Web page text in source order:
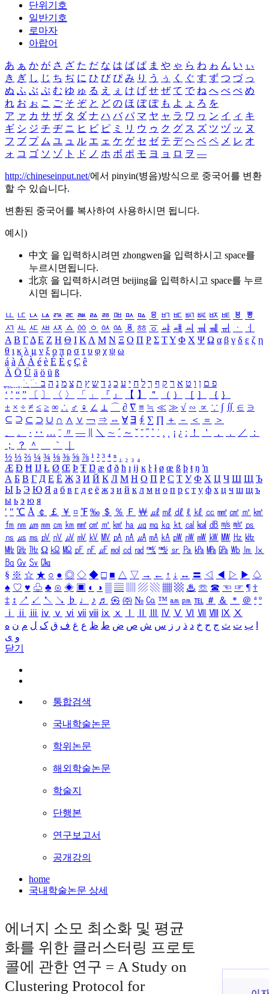
단위기호
일반기호
로마자
아랍어
あ ぁ か が さ ざ た だ な は ば ぱ ま や ゃ ら わ ゎ ん い ぃ
き ぎ し じ ち ぢ に ひ び ぴ み り う ぅ く ぐ す ず つ づ っ
ぬ ふ ぶ ぷ む ゆ ゅ る え ぇ け げ せ ぜ て で ね へ べ ぺ め
れ お ぉ こ ご そ ぞ と ど の ほ ぼ ぽ も よ ょ ろ を
ア ァ カ サ ザ タ ダ ナ ハ バ パ マ ヤ ャ ラ ワ ヮ ン イ ィ キ
ギ シ ジ チ ヂ ニ ヒ ビ ピ ミ リ ウ ゥ ク グ ス ズ ツ ヅ ッ ヌ
フ ブ プ ム ユ ュ ル エ ェ ケ ゲ セ ゼ テ デ ヘ ベ ペ メ レ オ
ォ コ ゴ ソ ゾ ト ド ノ ホ ボ ポ モ ヨ ョ ロ ヲ ―
http://chineseinput.net/에서 pinyin(병음)방식으로 중국어를 변환
할 수 있습니다.
변환된 중국어를 복사하여 사용하시면 됩니다.
예시)
中文 을 입력하시려면 zhongwen을 입력하시고 space를
누르시면됩니다.
北京 을 입력하시려면 beijing을 입력하시고 space를 누르
시면 됩니다.
ㅥ ㅦ ㅧ ㅨ ㅩ ㅪ ㅫ ㅬ ㅭ ㅮ ㅯ ㅰ ㅱ ㅲ ㅳ ㅴ ㅵ ㅶ ㅷ ㅸ
ㅹ
ㅺ ㅻ ㅼ ㅽ ㅾ ㅿ ㆀ ㆁ ㆂ ㆃ ㆄ ㆅ ㆆ ㆇ ㆈ ㆉ ㆊ ㆋ ㆌ ㆍ
ㆎ
Α Β ΓΔ Ε Ζ Η Θ Ι ΚΛ Μ Ν Ξ Ο Π Ρ Σ ΤΥ Φ Χ Ψ Ω α β γ δ ε ζ η
θ ι κ λ μ ν ξ ο π ρ σ τ υ φ χ ψ ω
á à Á À é è É È ç Ç ê
Ä Ö Ü ä ö ü ß
ִֶֹ ֻּ ׁׂ פ ם ן ו ט א ר ק ף ך ל ח י ע כ ג ד ש ץ ת צ מ נ ה ב
‘ ’ “ ” 〔 〕 〈 〉 「 」 『 』 【 】 ＂ （ ） ［ ］ ｛ ｝
± × ÷ ≠ ≤ ≥ ∞ ∴ ♂ ♀ ∠ ⊥ ⌒ ∂ ∇ ≡ ≒ ≪ ≫ √ ∽ ∝ ∵ ∫ ∬ ∈ ∋
⊆ ⊇ ⊂ ⊃ ∪ ∩ ∧ ∨ ￢ ⇒ ⇔ ∀ ∃ ∮ ∑ ∏ ＋ － ＜ ＝
＞
、
。 · ‥ … ¨ 〃 ― ＼ ∼ ´ ～ ˇ ˘ ˝ ˚ ˙ ¸ ¡ ¿ ː ！ ＇ ， ． ／
：
；
？ ＾ ｀
½ ⅓ ⅔ ¼ ¾ ⅛ ⅜ ⅝ ⅞ ¹ ² ³ ⁴ ⁿ ₁ ₂ ₃ ₄
Æ Ð Ħ Ĳ Ł Ø Œ Þ Ŧ Ŋ æ đ ð ħ ı ĳ ĸ ŀ ł ø œ ß þ ŧ ŋ ŉ
А Б В Г Д Е Ё Ж З И Й К Л М Н О П Р С Т У Ф Х Ц Ч Ш Щ Ъ
Ы Ь Э Ю Я а б в г д е ё ж з и й к л м н о п р с т у ф х ц ч ш щ ъ
ы ь э ю я
′ ″ ℃ Å ￠ ￡ ￥ ¤ ℉ ‰ ＄ ％ Ｆ ￦ ㎕ ㎖ ㎗ ℓ ㎘ ㏄ ㎣ ㎤ ㎥ ㎦
㎙ ㎚ ㎛ ㎜ ㎝ ㎞ ㎟ ㎠ ㎡ ㎢ ㏊ ㎍ ㎎ ㎏ ㏏ ㎈ ㎉ ㏈ ㎧ ㎨ ㎰
㎱ ㎲ ㎳ ㎴ ㎵ ㎶ ㎷ ㎸ ㎹ ㎀ ㎁ ㎂ ㎃ ㎄ ㎺ ㎻ ㎽ ㎾ ㎿ ㎐ ㎑
㎒ ㎓ ㎔ Ω ㏀ ㏁ ㎊ ㎋ ㎌ ㏖ ㏅ ㎭ ㎮ ㎯ ㏛ ㎩ ㎪ ㎫ ㎬ ㏝ ㏐
㏓
㏃ ㏉ ㏜ ㏆
§ ※ ☆ ★ ○ ● ◎ ◇ ◆ □ ■ △ ▽ → ← ↑ ↓ ↔ 〓 ◁ ◀ ▷ ▶ ♤
♠ ♡ ♥ ♧ ♣ ⊙ ◈ ▣ ◐ ◑ ▒ ▤ ▨ ▧ ▦ ▩ ♨ ☏ ☎ ☜ ☞ ¶ †
‡ ↕ ↗ ↙ ↖ ↘ ♭ ♩ ♪ ♬ ㉿ ㈜ № ㏇ ™ ㏂ ㏘ ℡ ＃ ＆ ＊ ＠ ª º
ⅰ
ⅱ ⅲ ⅳ ⅴ ⅵ ⅶ ⅷ ⅸ ⅹ Ⅳ Ⅴ Ⅵ Ⅶ Ⅷ Ⅸ Ⅹ
ب ت ث ج ح خ د ذ ر ز س ش ص ض ط ظ ع غ ف ق ک ل م ن ه
و ی
닫기
통합검색
국내학술논문
학위논문
해외학술논문
학술지
단행본
연구보고서
공개강의
home
국내학술논문 상세
에너지 소모 최소화 및 평균
화를 위한 클러스터링 프로토
콜에 관한 연구 = A Study on
Clustering Protocol for